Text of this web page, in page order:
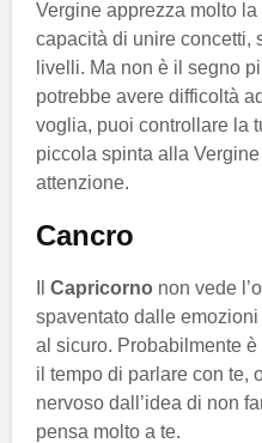
Vergine apprezza molto
capacità di unire concetti,
livelli. Ma non è il segno
potrebbe avere difficoltà
voglia, puoi controllare la
piccola spinta alla
attenzione.
Cancro
Capricorno non vede
spaventato dalle
al sicuro. Probabilmente
il tempo di parlare con te,
nervoso dall’idea di non
pensa molto a te.